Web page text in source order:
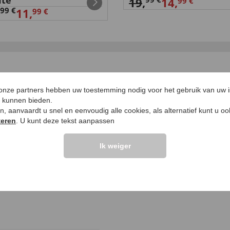
99 €11,99 €
ZEGGEN
>>
die drehbare Box für
Vraag stellen
partners hebben uw toestemming nodig voor het gebruik van uw
bieden.
aanvaardt u snel en eenvoudig alle cookies, als alternatief kunt u
. U kunt deze tekst aanpassen
Ik weiger